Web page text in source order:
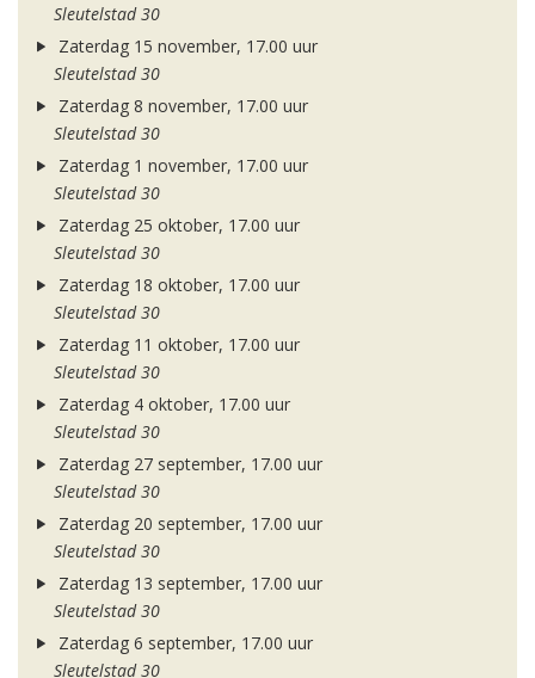
Sleutelstad 30
Zaterdag 15 november, 17.00 uur
Sleutelstad 30
Zaterdag 8 november, 17.00 uur
Sleutelstad 30
Zaterdag 1 november, 17.00 uur
Sleutelstad 30
Zaterdag 25 oktober, 17.00 uur
Sleutelstad 30
Zaterdag 18 oktober, 17.00 uur
Sleutelstad 30
Zaterdag 11 oktober, 17.00 uur
Sleutelstad 30
Zaterdag 4 oktober, 17.00 uur
Sleutelstad 30
Zaterdag 27 september, 17.00 uur
Sleutelstad 30
Zaterdag 20 september, 17.00 uur
Sleutelstad 30
Zaterdag 13 september, 17.00 uur
Sleutelstad 30
Zaterdag 6 september, 17.00 uur
Sleutelstad 30